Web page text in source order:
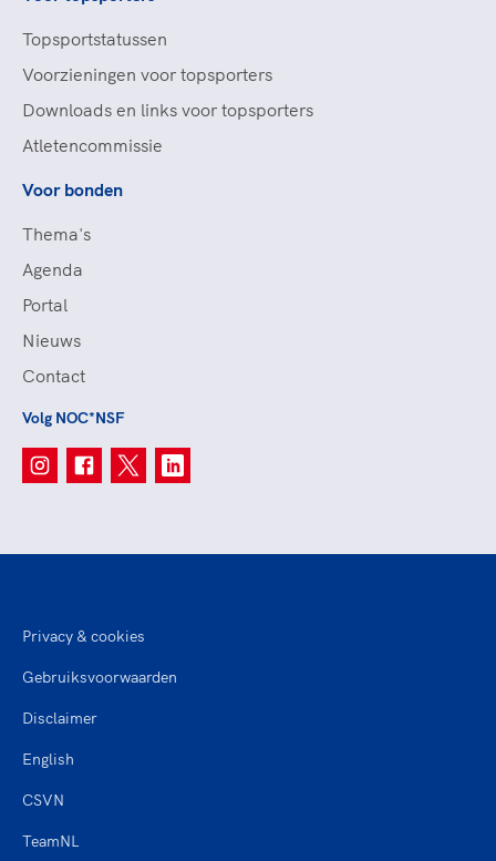
Topsportstatussen
Voorzieningen voor topsporters
Downloads en links voor topsporters
Atletencommissie
Voor bonden
Thema's
Agenda
Portal
Nieuws
Contact
Volg NOC*NSF
Privacy & cookies
Gebruiksvoorwaarden
Disclaimer
English
CSVN
TeamNL